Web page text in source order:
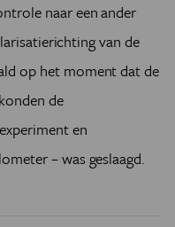
naar een ander
van de
op het moment dat de
de
en
– was geslaagd.